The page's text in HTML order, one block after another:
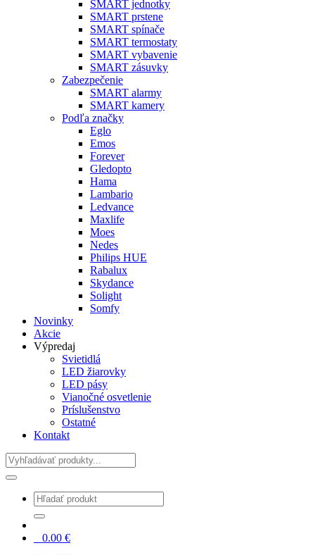
SMART jednotky
SMART prstene
SMART spínače
SMART termostaty
SMART vybavenie
SMART zásuvky
Zabezpečenie
SMART alarmy
SMART kamery
Podľa značky
Eglo
Emos
Forever
Gledopto
Hama
Lambario
Ledvance
Maxlife
Moes
Nedes
Philips HUE
Rabalux
Skydance
Solight
Somfy
Novinky
Akcie
Výpredaj
Svietidlá
LED žiarovky
LED pásy
Vianočné osvetlenie
Príslušenstvo
Ostatné
Kontakt
Hladať
0.00 €